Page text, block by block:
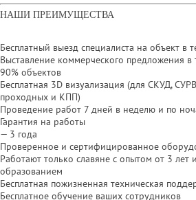
НАШИ ПРЕИМУЩЕСТВА
Бесплатный выезд специалиста на объект в
Выставление коммерческого предложения
90% объектов
Бесплатная 3D визуализация (для СКУД,
проходных и КПП)
Проведение работ 7 дней в неделю и по
Гарантия на работы
— 3 года
Проверенное и сертифицированное
Работают только славяне с опытом от 3
образованием
Бесплатная пожизненная техническая
Бесплатное обучение ваших сотрудников